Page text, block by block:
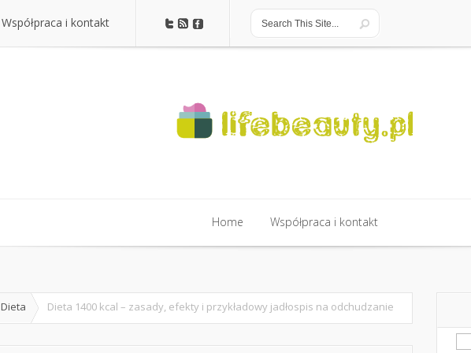
Współpraca i kontakt
Home Współpraca i kontakt
Dieta Dieta 1400 kcal – zasady, efekty i przykładowy jadłospis na odchudzanie